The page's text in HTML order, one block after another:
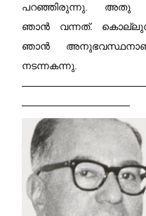
പറഞ്ഞിരുന്നു. അതു
ഞാൻ വന്നത്.
ഞാൻ
നടന്നകന്നു.
——————————
———————————